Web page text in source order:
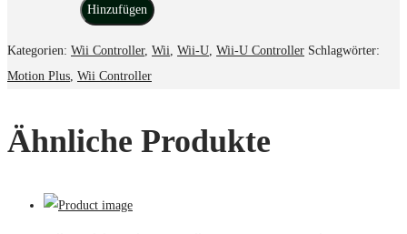
Hinzufügen
Kategorien: Wii Controller, Wii, Wii-U, Wii-U Controller Schlagwörter:
Motion Plus, Wii Controller
Ähnliche Produkte